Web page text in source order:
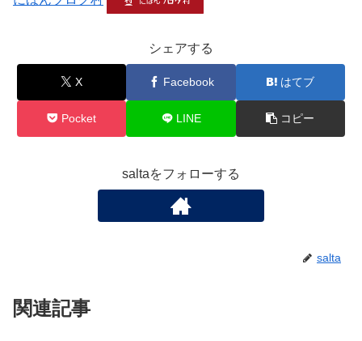
シェアする
X Facebook はてブ
Pocket LINE コピー
saltaをフォローする
salta
関連記事